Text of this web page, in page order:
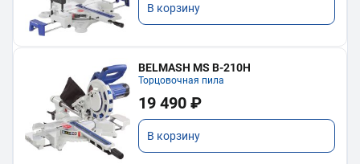
В корзину
BELMASH MS B-210H
Торцовочная пила
19 490 ₽
В корзину